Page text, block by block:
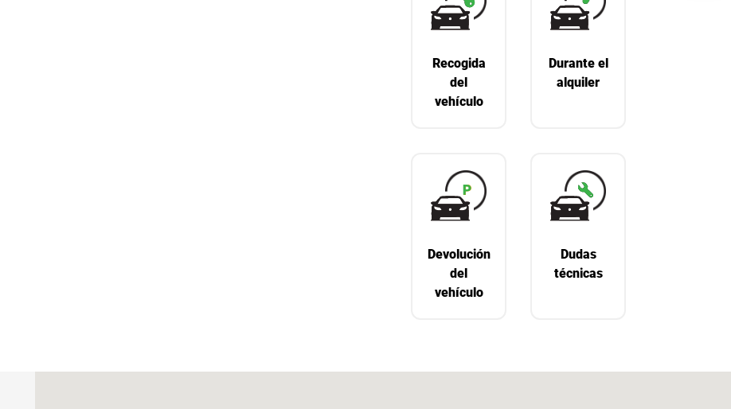
Recogida
del
vehículo
Durante el
alquiler
Devolución
del
vehículo
Dudas
técnicas